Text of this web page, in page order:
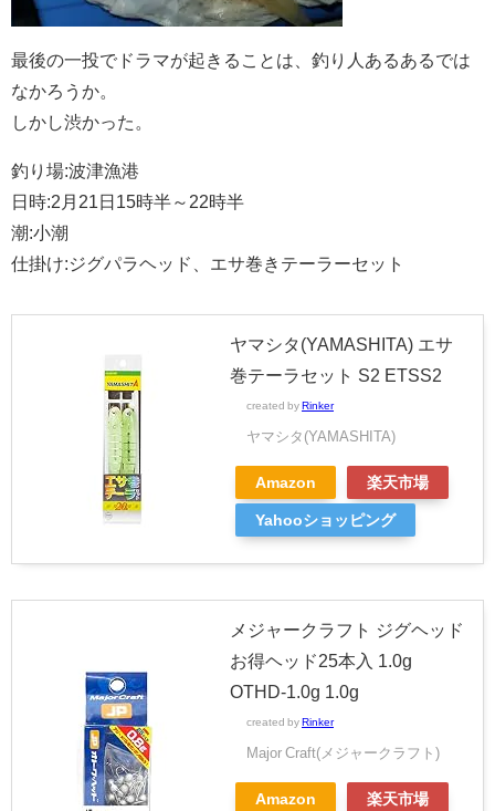
最後の一投でドラマが起きることは、釣り人あるあるでは
なかろうか。
しかし渋かった。
釣り場:波津漁港
日時:2月21日15時半～22時半
潮:小潮
仕掛け:ジグパラヘッド、エサ巻きテーラーセット
ヤマシタ(YAMASHITA) エサ
巻テーラセット S2 ETSS2
created by Rinker
ヤマシタ(YAMASHITA)
Amazon 楽天市場
Yahooショッピング
メジャークラフト ジグヘッド
お得ヘッド25本入 1.0g
OTHD-1.0g 1.0g
created by Rinker
Major Craft(メジャークラフト)
Amazon 楽天市場